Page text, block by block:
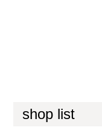
shop list